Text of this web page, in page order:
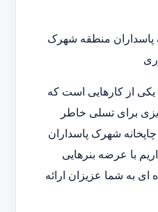
پاسداران منطقه شهرک
یکی از کارهایی است که
برای تسلی خاطر
شهرک پاسداران
با عرضه بنرهایی
به شما عزیزان ارائه